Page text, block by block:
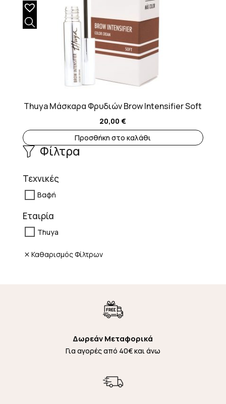
Thuya Μάσκαρα Φρυδιών Brow Intensifier Soft
20,00€
Προσθήκη στο καλάθι
Φίλτρα
Τεχνικές
Βαφή
Εταιρία
Thuya
Καθαρισμός Φίλτρων
Δωρεάν Μεταφορικά
Για αγορές από 40€ και άνω